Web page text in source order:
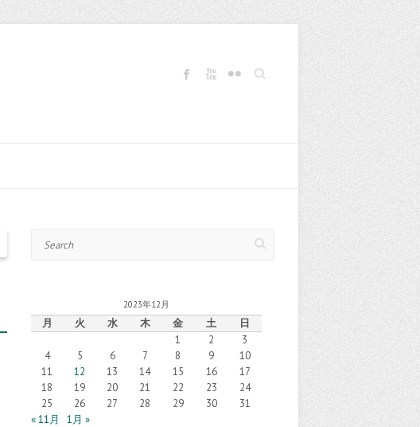
Search
2023年12月
月 火 水 木 金 土
日
1
2
3
4
5 6 7 8 9
10
11
12 13 14 15 16
17
18
19 20 21 22 23
24
25
26 27 28 29 30
31
« 11月
1月 »